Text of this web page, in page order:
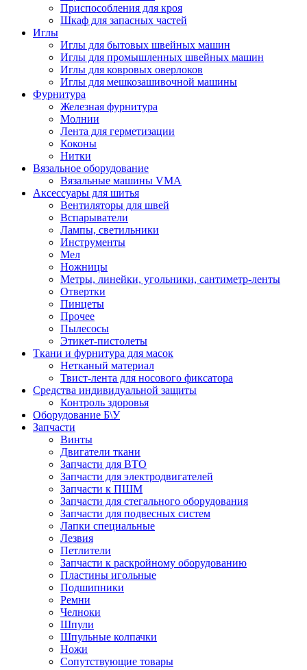
Приспособления для кроя
Шкаф для запасных частей
Иглы
Иглы для бытовых швейных машин
Иглы для промышленных швейных машин
Иглы для ковровых оверлоков
Иглы для мешкозашивочной машины
Фурнитура
Железная фурнитура
Молнии
Лента для герметизации
Коконы
Нитки
Вязальное оборудование
Вязальные машины VMA
Аксессуары для шитья
Вентиляторы для швей
Вспарыватели
Лампы, светильники
Инструменты
Мел
Ножницы
Метры, линейки, угольники, сантиметр-ленты
Отвертки
Пинцеты
Прочее
Пылесосы
Этикет-пистолеты
Ткани и фурнитура для масок
Нетканый материал
Твист-лента для носового фиксатора
Средства индивидуальной защиты
Контроль здоровья
Оборудование Б\У
Запчасти
Винты
Двигатели ткани
Запчасти для ВТО
Запчасти для электродвигателей
Запчасти к ПШМ
Запчасти для стегального оборудования
Запчасти для подвесных систем
Лапки специальные
Лезвия
Петлители
Запчасти к раскройному оборудованию
Пластины игольные
Подшипники
Ремни
Челноки
Шпули
Шпульные колпачки
Ножи
Сопутствующие товары